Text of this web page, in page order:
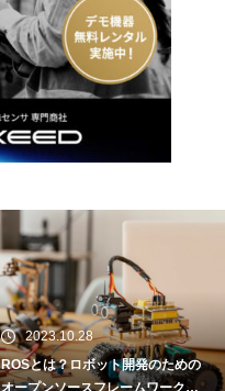
2023.10.28
ROSとは？ロボット開発のための
オープンソースフレームワーク